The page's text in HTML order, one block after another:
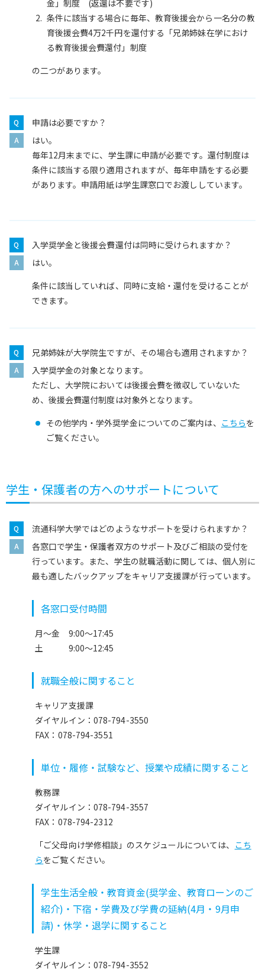
金」制度 (返還は不要です)
条件に該当する場合に毎年、教育後援会から一名分の教
育後援会費4万2千円を還付する「兄弟姉妹在学におけ
る教育後援会費還付」制度
の二つがあります。
申請は必要ですか？
はい。
毎年12月末までに、学生課に申請が必要です。還付制度は
条件に該当する限り適用されますが、毎年申請をする必要
があります。申請用紙は学生課窓口でお渡ししています。
入学奨学金と後援会費還付は同時に受けられますか？
はい。
条件に該当していれば、同時に支給・還付を受けることが
できます。
兄弟姉妹が大学院生ですが、その場合も適用されますか？
入学奨学金の対象となります。
ただし、大学院においては後援会費を徴収していないた
め、後援会費還付制度は対象外となります。
その他学内・学外奨学金についてのご案内は、 こちらを
ご覧ください。
学生・保護者の方へのサポートについて
流通科学大学ではどのようなサポートを受けられますか？
各窓口で学生・保護者双方のサポート及びご相談の受付を
行っています。また、学生の就職活動に関しては、個人別に
最も適したバックアップをキャリア支援課が行っています。
各窓口受付時間
月～金 9:00～17:45
土 9:00～12:45
就職全般に関すること
キャリア支援課
ダイヤルイン：078-794-3550
FAX：078-794-3551
単位・履修・試験など、授業や成績に関すること
教務課
ダイヤルイン：078-794-3557
FAX：078-794-2312
「ご父母向け学修相談」のスケジュールについては、
こち
らをご覧ください。
学生生活全般・教育資金(奨学金、教育ローンのご
紹介)・下宿・学費及び学費の延納(4月・9月申
請)・休学・退学に関すること
学生課
ダイヤルイン：078-794-3552